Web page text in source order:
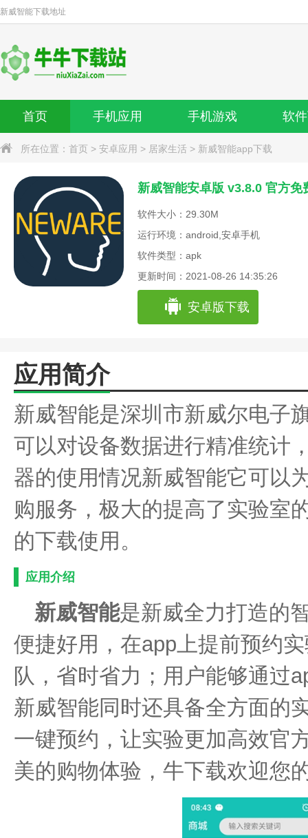
新威智能下载地址
首页 手机应用 手机游戏 软
所在位置： 首页 > 安卓应用 > 居家生活 > 新威智能app下载
新威智能安卓版 v3.8.0 官方免
软件大小：29.30M
运行环境：android,安卓手机
软件类型：apk
更新时间：2021-08-26 14:35:26
安卓版下载
应用简介
新威智能是深圳市新威尔电子
可以对设备数据进行精准统计
器的使用情况新威智能它可以
购服务，极大的提高了实验室
的下载使用。
应用介绍
新威智能是新威全力打造的
便捷好用，在app上提前预约
队，省时省力；用户能够通过
新威智能同时还具备全方面的
一键预约，让实验更加高效官
美的购物体验，牛下载欢迎您